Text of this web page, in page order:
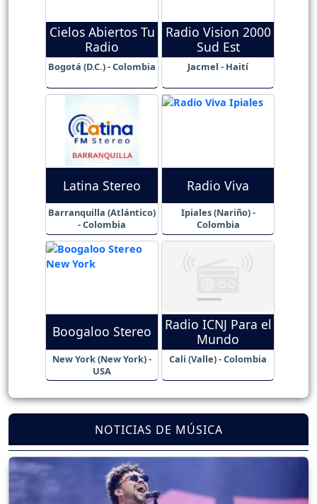
Cielos Abiertos Tu
Radio
Bogotá (D.C.) - Colombia
Radio Vision 2000
Sud Est
Jacmel - Haití
Latina Stereo
Barranquilla (Atlántico)
- Colombia
Radio Viva
Ipiales (Nariño) -
Colombia
Boogaloo Stereo
New York (New York) -
USA
Radio ICNJ Para el
Mundo
Cali (Valle) - Colombia
NOTICIAS DE MÚSICA